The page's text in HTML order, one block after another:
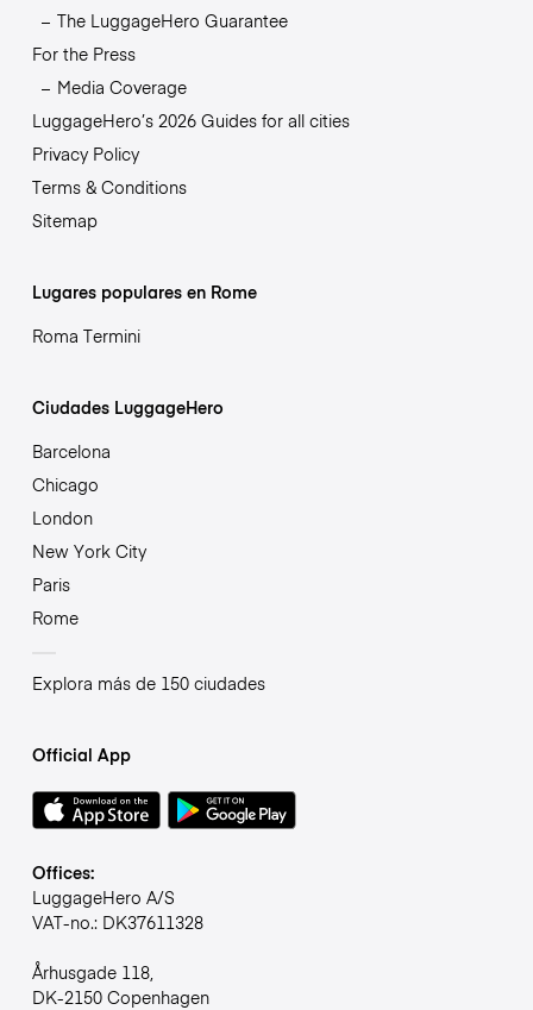
The LuggageHero Guarantee
For the Press
Media Coverage
LuggageHero’s 2026 Guides for all cities
Privacy Policy
Terms & Conditions
Sitemap
Lugares populares en Rome
Roma Termini
Ciudades LuggageHero
Barcelona
Chicago
London
New York City
Paris
Rome
Explora más de 150 ciudades
Official App
Offices:
LuggageHero A/S
VAT-no.: DK37611328
Århusgade 118,
DK-2150 Copenhagen